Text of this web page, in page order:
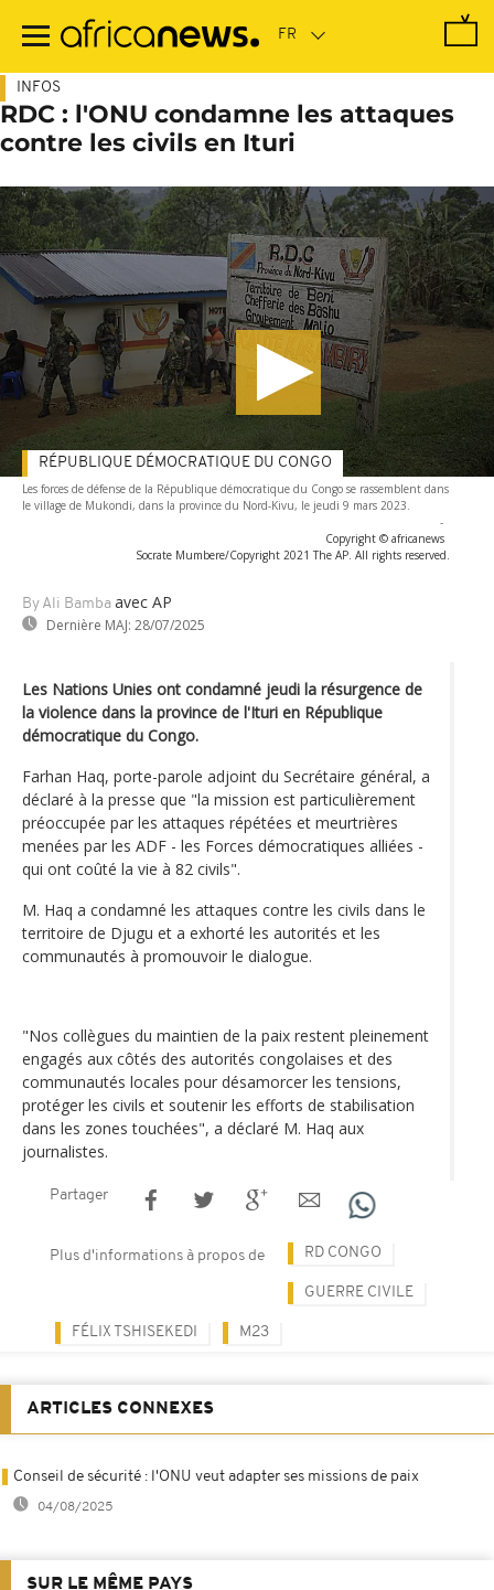
contenu
INFOS
RDC : l'ONU condamne les attaques
contre les civils en Ituri
Les forces de défense de la République démocratique du Congo se rassemblent dans
le village de Mukondi, dans la province du Nord-Kivu, le jeudi 9 mars 2023.
-
Copyright © africanews
Socrate Mumbere/Copyright 2021 The AP. All rights reserved.
By Ali Bamba avec AP
Dernière MAJ: 28/07/2025
RÉPUBLIQUE DÉMOCRATIQUE DU CONGO
Les Nations Unies ont condamné jeudi la résurgence de
la violence dans la province de l'Ituri en République
démocratique du Congo.
Farhan Haq, porte-parole adjoint du Secrétaire général, a
déclaré à la presse que "la mission est particulièrement
préoccupée par les attaques répétées et meurtrières
menées par les ADF - les Forces démocratiques alliées -
qui ont coûté la vie à 82 civils".
M. Haq a condamné les attaques contre les civils dans le
territoire de Djugu et a exhorté les autorités et les
communautés à promouvoir le dialogue.
"Nos collègues du maintien de la paix restent pleinement
engagés aux côtés des autorités congolaises et des
communautés locales pour désamorcer les tensions,
protéger les civils et soutenir les efforts de stabilisation
dans les zones touchées", a déclaré M. Haq aux
journalistes.
Partager
Plus d'informations à propos de RD CONGO
GUERRE CIVILE
FÉLIX TSHISEKEDI M23
ARTICLES CONNEXES
Conseil de sécurité : l'ONU veut adapter ses missions de paix
04/08/2025
SUR LE MÊME PAYS